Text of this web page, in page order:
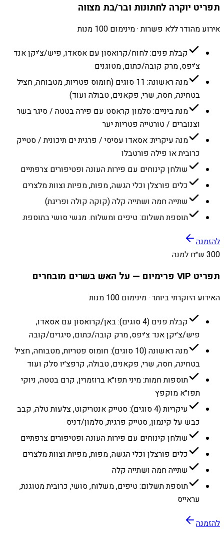
תפריט יוקרה לחתונות ובר/בת מצווה
אירוע מהודר ללא פשרות · מינימום 100 מנות
קבלת פנים: לחוח/קרואסון עם אסאדו, פיש/צ׳יקן אנד
צ׳יפס, מרק קובה/כתום, מטוגנים
מנה ראשונה: 11 סוגים (חומוס פטריות, מטבוחה, חציל
בטחינה, חסה, שרי, פקאנים, טבולה ועוד)
מנת ביניים: סלמון קראסט עם פירה בטטה / סיגר בשר
וצנוברים / טורטייה פטריות יער
מנה עיקרית: אסאדו עסיסי / פרגית ים תיכונית / סטייק
כרובית או פילה פורטבלו
שולחן קינוחים עם פירות העונה ופטיפורים צרפתיים
כלים פורצלן וכלי הגשה, מפות, מפיות וצוות מלצרים
שתייה חמה ושתייה קלה (קוקה קולה ופריגת)
תוספת תשלום: טיפים ומשלוח. מגשי סושי בתוספת.
להזמנה
300 ש״ח למנה
תפריט VIP פרימיום — על האש בשרים מובחרים
האירוע היוקרתי ביותר · מינימום 100 מנות
קבלת פנים (4 סוגים): באן/קרואסון עם אסאדו,
פיש/צ׳יקן אנד צ׳יפס, מרק קובה/כתום, סיגרים/קובה
מנה ראשונה (10 סוגים): חומוס פטריות, מטבוחה, חציל
בטחינה, חסה, שרי, פקאנים, טבולה, קרפצ׳יו סלק ועוד
תוספות חמות: מיני תפו״א ברוזמרין, קרם בטטה, ניוקי
תפו״א מוקפץ
עיקריות (4 סוגים): סטייק אנטריקוט, צלעות טלה, קבב
כבש על קינמון, סטייק פרגית, סלמון/דניס
שולחן קינוחים עם פירות העונה ופטיפורים צרפתיים
כלים פורצלן וכלי הגשה, מפות, מפיות וצוות מלצרים
שתייה חמה ושתייה קלה
תוספת תשלום: טיפים, משלוח, סושי, כרובית מטוגנת,
עראייס
להזמנה